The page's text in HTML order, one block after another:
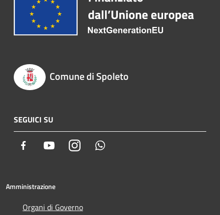
Comune di Spoleto
SEGUICI SU
Facebook YoutubeInstagram
Amministrazione
Organi di Governo